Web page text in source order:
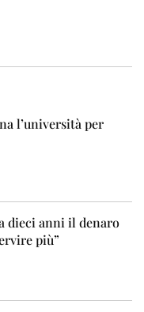
l’università per
dieci anni il denaro
più”